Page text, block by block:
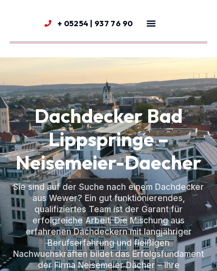
+ 05254 | 937 76 90
Dachdecker Bad
Lippspringe –
Neisemeier-Daecher
Sie sind auf der Suche nach einem Dachdecker
aus Wewer? Ein gut funktionierendes,
qualifiziertes Team ist der Garant für
erfolgreiche Arbeit. Die Mischung aus
erfahrenen Dachdeckern mit langjähriger
Berufserfahrung und fleißigen
Nachwuchskräften bildet das Erfolgsfundament
der Firma Neisemeier Dächer – Ihre